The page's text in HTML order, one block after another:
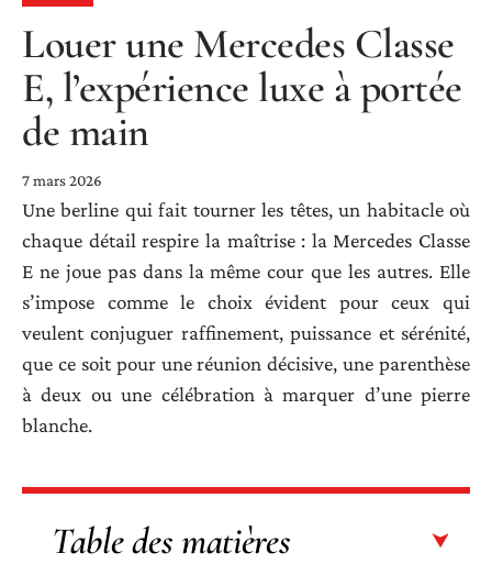
Louer une Mercedes Classe
E, l’expérience luxe à portée
de main
7 mars 2026
Une berline qui fait tourner les têtes, un habitacle où
chaque détail respire la maîtrise : la Mercedes Classe
E ne joue pas dans la même cour que les autres. Elle
s’impose comme le choix évident pour ceux qui
veulent conjuguer raffinement, puissance et sérénité,
que ce soit pour une réunion décisive, une parenthèse
à deux ou une célébration à marquer d’une pierre
blanche.
Table des matières